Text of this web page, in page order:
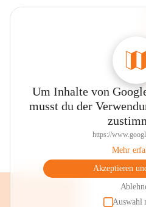
Um Inhalte von
musst du der
https://
Mehr
Akzeptieren
Auswahl